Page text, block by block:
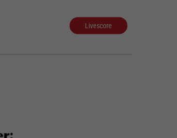
Livescore